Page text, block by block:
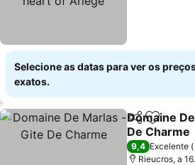
Selecione as datas para ver os
exatos.
Partilhar
Domaine
De Charme
Ver preços
9,4 Excelente
Rieucros, a